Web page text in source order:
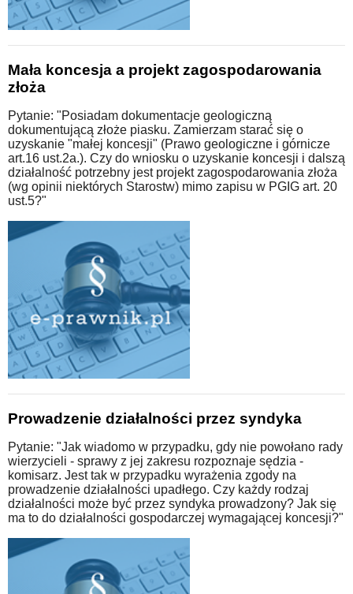
Mała koncesja a projekt zagospodarowania
złoża
Pytanie: "Posiadam dokumentacje geologiczną
dokumentującą złoże piasku. Zamierzam starać się o
uzyskanie "małej koncesji" (Prawo geologiczne i górnicze
art.16 ust.2a.). Czy do wniosku o uzyskanie koncesji i dalszą
działalność potrzebny jest projekt zagospodarowania złoża
(wg opinii niektórych Starostw) mimo zapisu w PGIG art. 20
ust.5?"
Prowadzenie działalności przez syndyka
Pytanie: "Jak wiadomo w przypadku, gdy nie powołano rady
wierzycieli - sprawy z jej zakresu rozpoznaje sędzia -
komisarz. Jest tak w przypadku wyrażenia zgody na
prowadzenie działalności upadłego. Czy każdy rodzaj
działalności może być przez syndyka prowadzony? Jak się
ma to do działalności gospodarczej wymagającej koncesji?"